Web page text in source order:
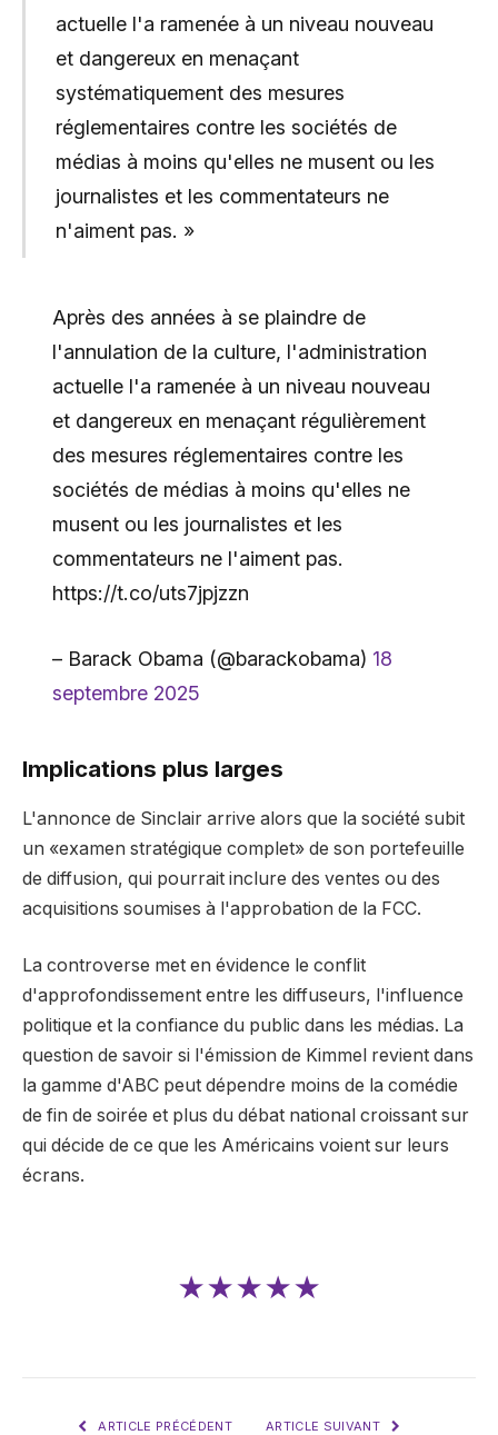
actuelle l'a ramenée à un niveau nouveau
et dangereux en menaçant
systématiquement des mesures
réglementaires contre les sociétés de
médias à moins qu'elles ne musent ou les
journalistes et les commentateurs ne
n'aiment pas. »
Après des années à se plaindre de
l'annulation de la culture, l'administration
actuelle l'a ramenée à un niveau nouveau
et dangereux en menaçant régulièrement
des mesures réglementaires contre les
sociétés de médias à moins qu'elles ne
musent ou les journalistes et les
commentateurs ne l'aiment pas.
https://t.co/uts7jpjzzn
– Barack Obama (@barackobama) 18
septembre 2025
Implications plus larges
L'annonce de Sinclair arrive alors que la société subit
un «examen stratégique complet» de son portefeuille
de diffusion, qui pourrait inclure des ventes ou des
acquisitions soumises à l'approbation de la FCC.
La controverse met en évidence le conflit
d'approfondissement entre les diffuseurs, l'influence
politique et la confiance du public dans les médias. La
question de savoir si l'émission de Kimmel revient dans
la gamme d'ABC peut dépendre moins de la comédie
de fin de soirée et plus du débat national croissant sur
qui décide de ce que les Américains voient sur leurs
écrans.
★★★★★
ARTICLE PRÉCÉDENT ARTICLE SUIVANT